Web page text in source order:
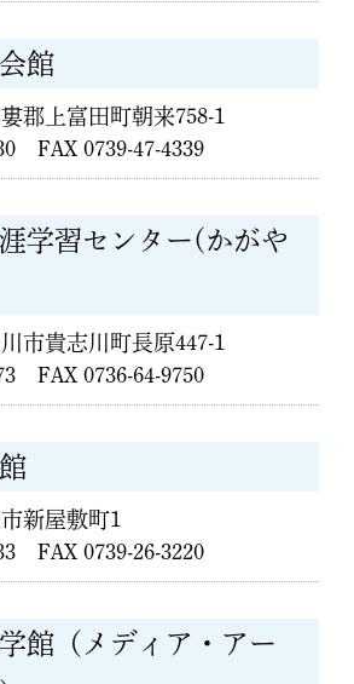
館
郡上富田町朝来758-1
FAX 0739-47-4339
学習センター(かがや
市貴志川町長原447-1
FAX 0736-64-9750
新屋敷町1
FAX 0739-26-3220
館（メディア・アー